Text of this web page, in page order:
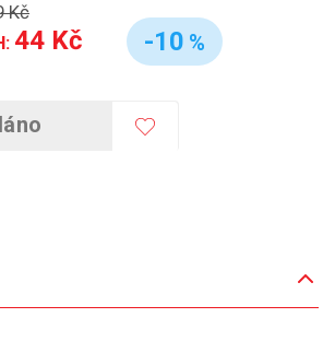
Kč
44 Kč -10 %